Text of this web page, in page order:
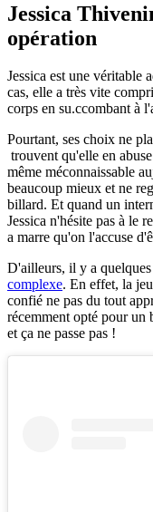
Jessica
opération
Jessica est une véritable
cas, elle a très vite
corps en su.ccombant à
Pourtant, ses choix ne
trouvent qu'elle en
même méconnaissable
beaucoup mieux et ne
billard. Et quand un
Jessica n'hésite pas à le
a marre qu'on l'accuse
D'ailleurs, il y a
complexe. En effet, la
confié ne pas du tout
récemment opté pour un
et ça ne passe pas !